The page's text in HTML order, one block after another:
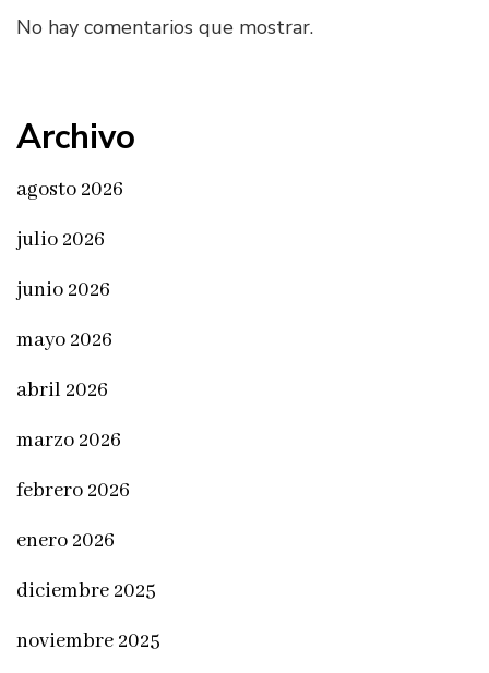
No hay comentarios que mostrar.
Archivo
agosto 2026
julio 2026
junio 2026
mayo 2026
abril 2026
marzo 2026
febrero 2026
enero 2026
diciembre 2025
noviembre 2025